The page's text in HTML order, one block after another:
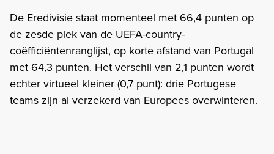
De Eredivisie staat momenteel met 66,4 punten op
de zesde plek van de UEFA-country-
coëfficiëntenranglijst, op korte afstand van Portugal
met 64,3 punten. Het verschil van 2,1 punten wordt
echter virtueel kleiner (0,7 punt): drie Portugese
teams zijn al verzekerd van Europees overwinteren.